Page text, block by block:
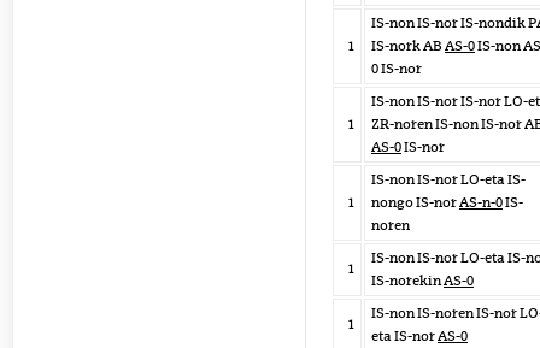
1
IS-non IS-nor IS-nondik
IS-nork AB AS-0IS-non
0 IS-nor
1
IS-non IS-nor IS-nor LO-
ZR-noren IS-non IS-nor
AS-0IS-nor
1
IS-non IS-nor LO-eta IS-
nongo IS-norAS-n-0IS-
noren
1
IS-non IS-nor LO-eta IS-
IS-norekinAS-0
1
IS-non IS-noren IS-nor
eta IS-norAS-0